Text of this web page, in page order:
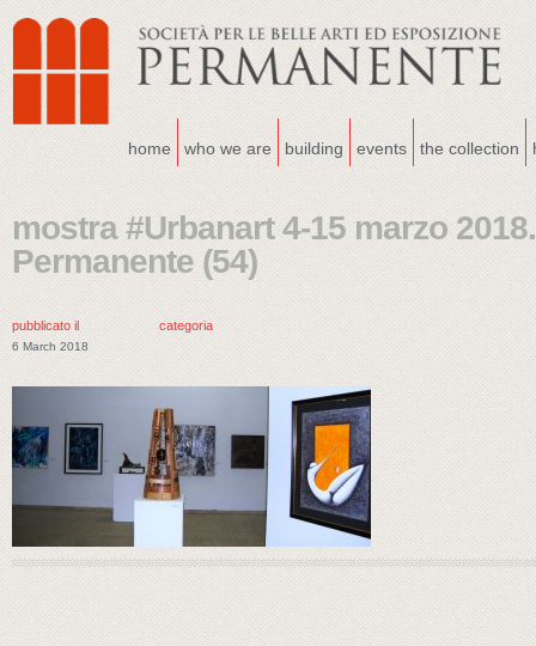
home who we are building events the collection
mostra #Urbanart 4-15 marzo
Permanente (54)
pubblicato il
6 March 2018
categoria